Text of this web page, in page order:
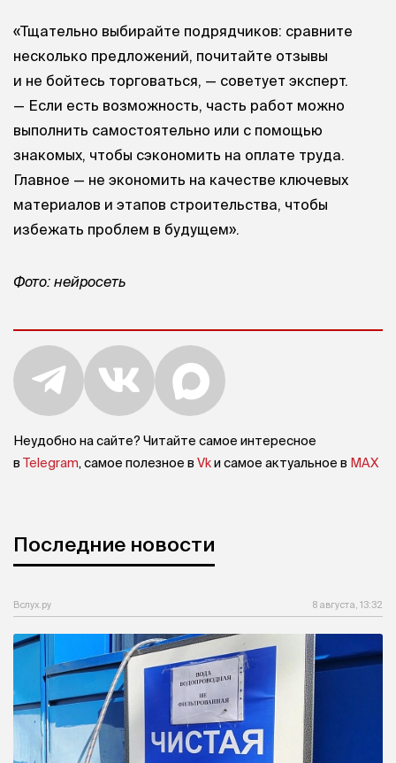
«Тщательно выбирайте подрядчиков: сравните
несколько предложений, почитайте отзывы
и не бойтесь торговаться, — советует эксперт.
— Если есть возможность, часть работ можно
выполнить самостоятельно или с помощью
знакомых, чтобы сэкономить на оплате труда.
Главное — не экономить на качестве ключевых
материалов и этапов строительства, чтобы
избежать проблем в будущем».
Фото: нейросеть
Неудобно на сайте? Читайте самое интересное
в Telegram, самое полезное в Vkи самое актуальное в MAX
Последние новости
Вслух.ру 8 августа, 13:32